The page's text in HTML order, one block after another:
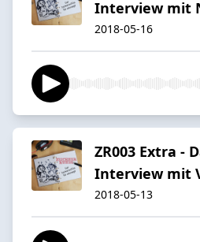
Interview mit
2018-05-16
ZR003 Extra -
Interview mit
2018-05-13